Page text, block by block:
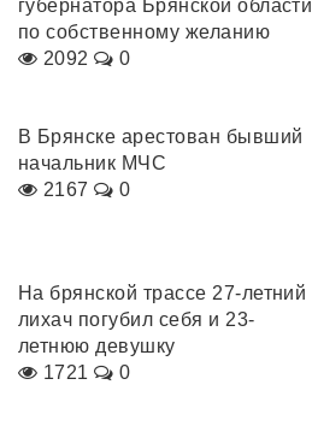
губернатора Брянской области
по собственному желанию
2092
0
В Брянске арестован бывший
начальник МЧС
2167
0
На брянской трассе 27-летний
лихач погубил себя и 23-
летнюю девушку
1721
0